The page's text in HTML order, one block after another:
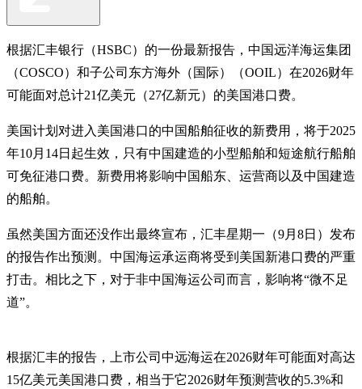
根据汇丰银行（HSBC）的一份最新报告，中国远洋海运集团
（COSCO）和子公司东方海外（国际）（OOIL）在2026财年
可能面对总计21亿美元（27亿新元）的美国港口费。
美国计划对进入美国港口的中国船舶征收的新费用，将于2025
年10月14日起生效，只有中国建造的小型船舶和短途航行船舶
可免征港口费。新费用将影响中国船东、运营商以及中国建造
的船舶。
虽然美国方面还没作出最终宣布，汇丰星期一（9月8日）发布
的报告作出预测。中国海运承运商将受到美国新港口费的严重
打击。相比之下，对于非中国海运公司而言，影响将“微不足
道”。
根据汇丰的报告，上市公司中远海运在2026财年可能面对高达
15亿美元美国港口费，相当于它2026财年预测营收的5.3%和